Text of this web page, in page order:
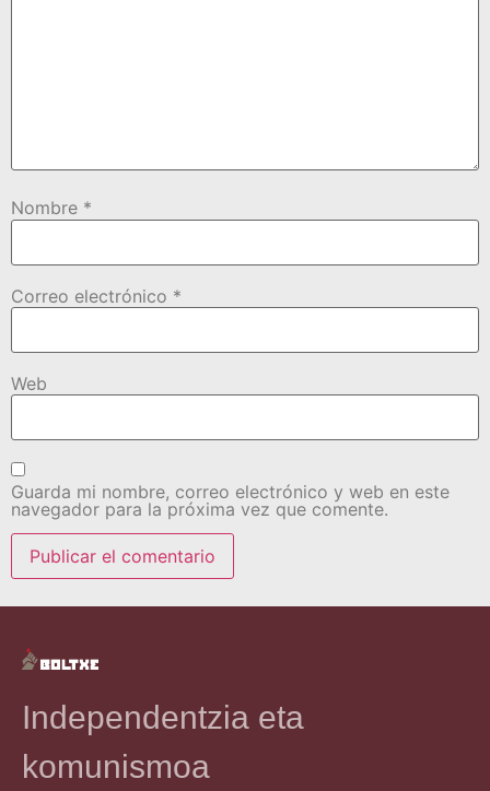
Nombre *
Correo electrónico *
Web
Guarda mi nombre, correo electrónico y web en este
navegador para la próxima vez que comente.
Independentzia eta
komunismoa